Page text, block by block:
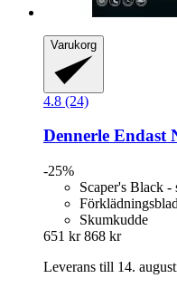
Varukorg
4.8 (24)
Dennerle Endast
-25%
Scaper's Black -
Förklädningsblad
Skumkudde
651 kr 868 kr
Leverans till 14.